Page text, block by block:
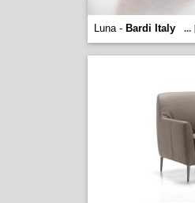
Luna - Bardi Italy ...